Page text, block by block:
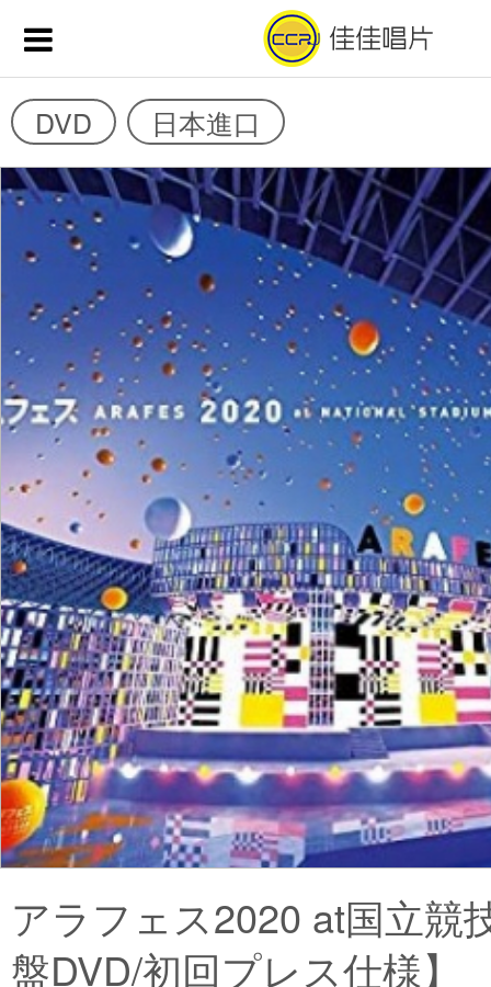
DVD 日本進口
アラフェス2020 at国立競
盤DVD/初回プレス仕様】